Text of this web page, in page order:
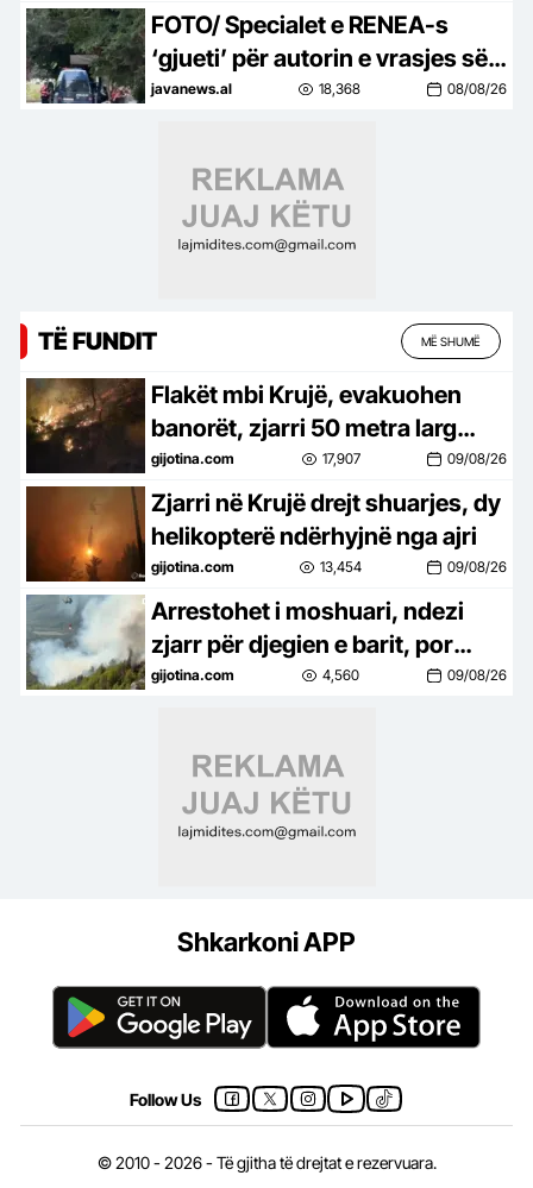
aksioneve të Botërorit!
FOTO/ Specialet e RENEA-s
‘gjueti’ për autorin e vrasjes së
ushtarakut, kontrolle edhe në
javanews.al 18,368 08/08/26
TË FUNDIT MË SHUMË
Flakët mbi Krujë, evakuohen
banorët, zjarri 50 metra larg
spitalit
gijotina.com 17,907 09/08/26
Zjarri në Krujë drejt shuarjes, dy
helikopterë ndërhyjnë nga ajri
gijotina.com 13,454 09/08/26
Arrestohet i moshuari, ndezi
zjarr për djegien e barit, por
flakët u përhapën në malin e
gijotina.com 4,560 09/08/26
Shkarkoni APP
Follow Us
© 2010 - 2026 - Të gjitha të drejtat e rezervuara.